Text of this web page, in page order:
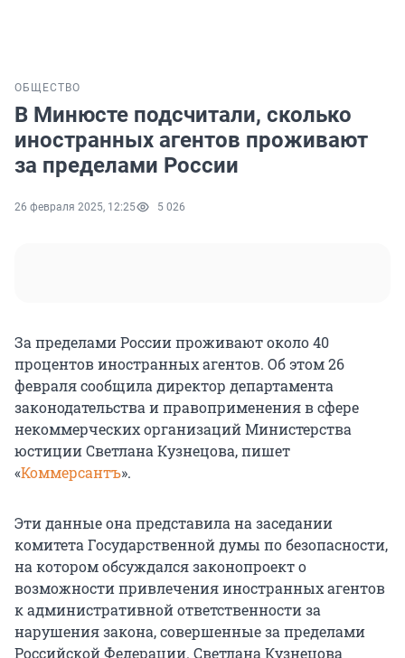
ОБЩЕСТВО
В Минюсте подсчитали, сколько
иностранных агентов проживают
за пределами России
26 февраля 2025, 12:25 5 026
За пределами России проживают около 40
процентов иностранных агентов. Об этом 26
февраля сообщила директор департамента
законодательства и правоприменения в сфере
некоммерческих организаций Министерства
юстиции Светлана Кузнецова, пишет
«Коммерсантъ».
Эти данные она представила на заседании
комитета Государственной думы по безопасности,
на котором обсуждался законопроект о
возможности привлечения иностранных агентов
к административной ответственности за
нарушения закона, совершенные за пределами
Российской Федерации. Светлана Кузнецова